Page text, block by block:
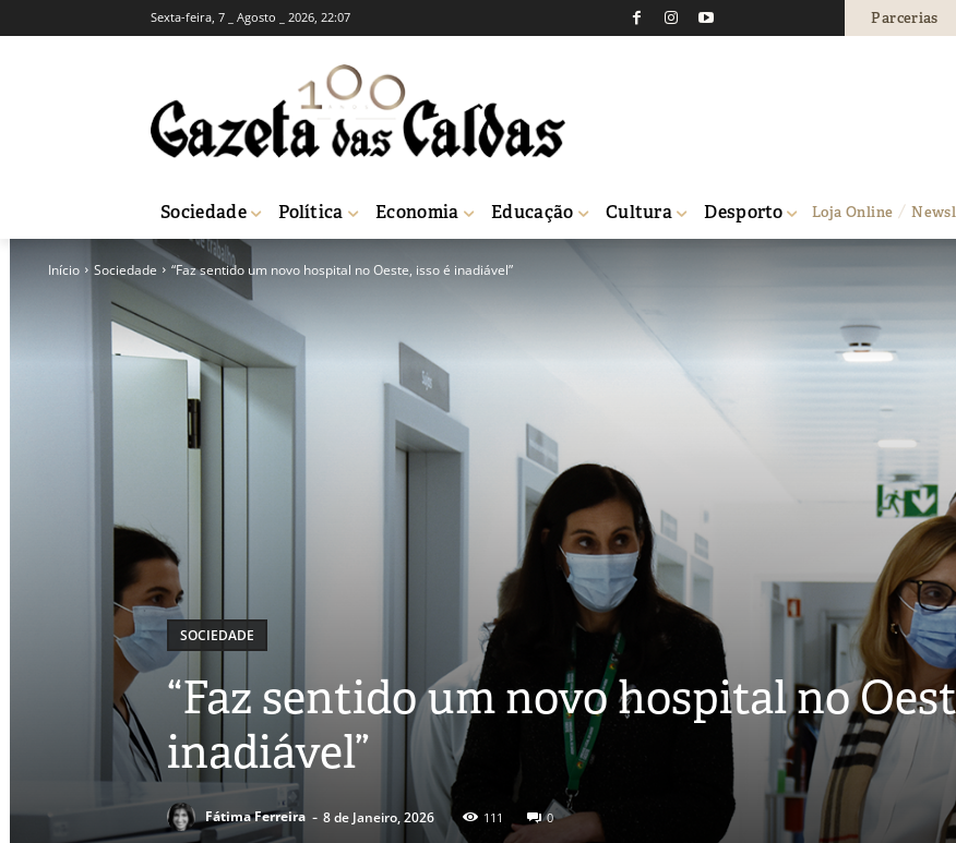
Sexta-feira, 7 _ Agosto _ 2026, 22:07 Parcerias
Sociedade Política Economia Educação Cultura Desporto Loja Online
Início Sociedade “Faz sentido um novo hospital no Oeste, isso é inadiável”
SOCIEDADE
“Faz sentido um novo hospital no
inadiável”
Fátima Ferreira - 8 de Janeiro, 2026 111 0